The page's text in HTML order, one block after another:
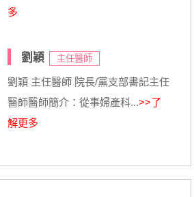
多
劉穎 主任醫師
劉穎 主任醫師 院長/黨支部書記主任
醫師醫師簡介：從事婦產科...>>了
解更多